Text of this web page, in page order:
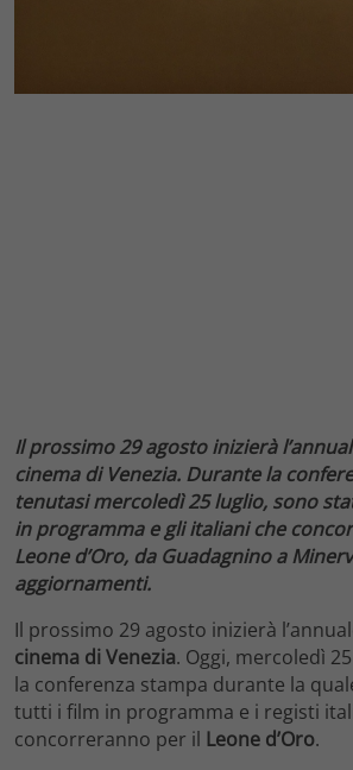
Il prossimo 29 agosto inizierà
cinema di Venezia. Durante la
tenutasi mercoledì 25 luglio, sono
in programma e gli italiani che
Leone d’Oro, da Guadagnino a
aggiornamenti.
Il prossimo 29 agosto inizierà
cinema di Venezia. Oggi, mercoledì
la conferenza stampa durante la
tutti i film in programma e i registi
concorreranno per il Leone d’Oro.